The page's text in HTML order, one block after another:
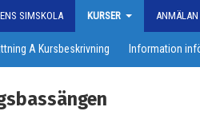
SIMSKOLA KURSER ANMÄLAN
A Kursbeskrivning Information